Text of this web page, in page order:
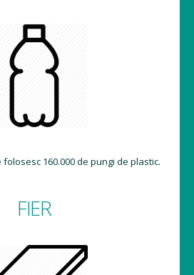
160.000 de pungi de plastic.
FIER